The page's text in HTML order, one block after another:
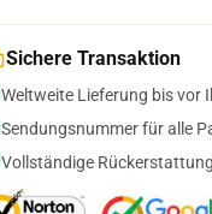
Sichere Transaktion
Weltweite Lieferung bis vor
Sendungsnummer für alle
Vollständige